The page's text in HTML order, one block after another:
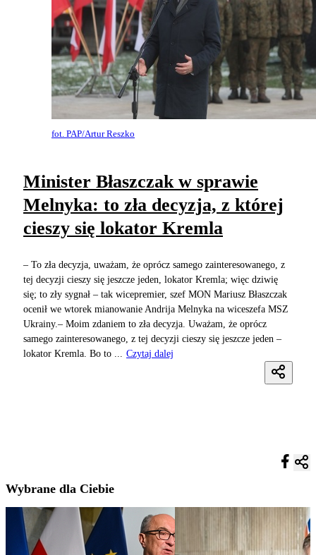
fot. PAP/Artur Reszko
Minister Błaszczak w sprawie
Melnyka: to zła decyzja, z której
cieszy się lokator Kremla
– To zła decyzja, uważam, że oprócz samego zainteresowanego, z
tej decyzji cieszy się jeszcze jeden, lokator Kremla; więc dziwię
się; to zły sygnał – tak wicepremier, szef MON Mariusz Błaszczak
ocenił we wtorek mianowanie Andrija Melnyka na wiceszefa MSZ
Ukrainy.– Moim zdaniem to zła decyzja. Uważam, że oprócz
samego zainteresowanego, z tej decyzji cieszy się jeszcze jeden –
lokator Kremla. Bo to ... Czytaj dalej
Wybrane dla Ciebie